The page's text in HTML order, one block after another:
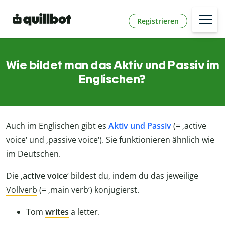
Registrieren
Wie bildet man das Aktiv und Passiv im
Englischen?
Auch im Englischen gibt es Aktiv und Passiv(= ‚active
voice‘ und ‚passive voice‘). Sie funktionieren ähnlich wie
im Deutschen.
Die ‚active voice‘ bildest du, indem du das jeweilige
Vollverb (= ‚main verb‘) konjugierst.
Tom writes a letter.